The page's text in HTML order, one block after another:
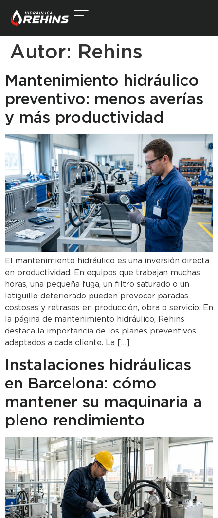
Autor: Rehins
Mantenimiento hidráulico
preventivo: menos averías
y más productividad
El mantenimiento hidráulico es una inversión directa
en productividad. En equipos que trabajan muchas
horas, una pequeña fuga, un filtro saturado o un
latiguillo deteriorado pueden provocar paradas
costosas y retrasos en producción, obra o servicio. En
la página de mantenimiento hidráulico, Rehins
destaca la importancia de los planes preventivos
adaptados a cada cliente. La […]
Instalaciones hidráulicas
en Barcelona: cómo
mantener su maquinaria a
pleno rendimiento